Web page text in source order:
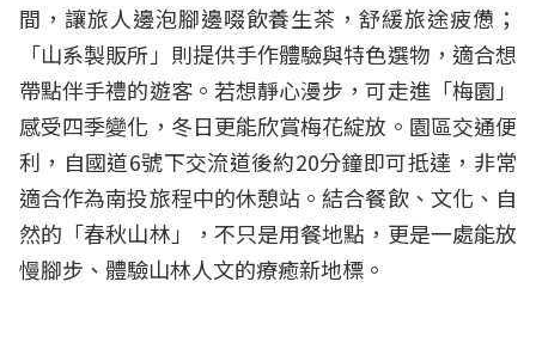
間，讓旅人邊泡腳邊啜飲養生茶，舒緩旅途疲憊；
「山系製販所」則提供手作體驗與特色選物，適合想
帶點伴手禮的遊客。若想靜心漫步，可走進「梅園」
感受四季變化，冬日更能欣賞梅花綻放。園區交通便
利，自國道6號下交流道後約20分鐘即可抵達，非常
適合作為南投旅程中的休憩站。結合餐飲、文化、自
然的「春秋山林」，不只是用餐地點，更是一處能放
慢腳步、體驗山林人文的療癒新地標。